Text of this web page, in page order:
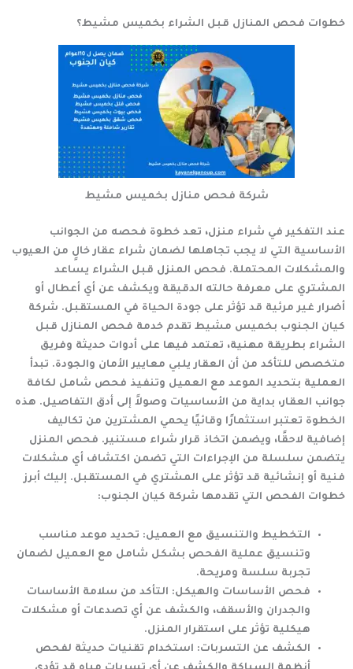
خطوات فحص المنازل قبل الشراء بخميس مشيط؟
شركة فحص منازل بخميس مشيط
عند التفكير في شراء منزل، تعد خطوة فحصه من الجوانب
الأساسية التي لا يجب تجاهلها لضمان شراء عقار خالٍ من العيوب
والمشكلات المحتملة. فحص المنزل قبل الشراء يساعد
المشتري على معرفة حالته الدقيقة ويكشف عن أي أعطال أو
أضرار غير مرئية قد تؤثر على جودة الحياة في المستقبل. شركة
كيان الجنوب بخميس مشيط تقدم خدمة فحص المنازل قبل
الشراء بطريقة مهنية، تعتمد فيها على أدوات حديثة وفريق
متخصص للتأكد من أن العقار يلبي معايير الأمان والجودة. تبدأ
العملية بتحديد الموعد مع العميل وتنفيذ فحص شامل لكافة
جوانب العقار، بداية من الأساسيات وصولاً إلى أدق التفاصيل. هذه
الخطوة تعتبر استثمارًا وقائيًا يحمي المشترين من تكاليف
إضافية لاحقًا، ويضمن اتخاذ قرار شراء مستنير. فحص المنزل
يتضمن سلسلة من الإجراءات التي تضمن اكتشاف أي مشكلات
فنية أو إنشائية قد تؤثر على المشتري في المستقبل. إليك أبرز
خطوات الفحص التي تقدمها شركة كيان الجنوب:
التخطيط والتنسيق مع العميل: تحديد موعد مناسب
وتنسيق عملية الفحص بشكل شامل مع العميل لضمان
تجربة سلسة ومريحة.
فحص الأساسات والهيكل: التأكد من سلامة الأساسات
والجدران والأسقف، والكشف عن أي تصدعات أو مشكلات
هيكلية تؤثر على استقرار المنزل.
الكشف عن التسربات: استخدام تقنيات حديثة لفحص